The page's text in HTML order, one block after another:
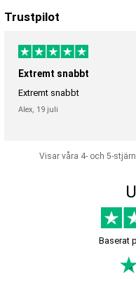
Trustpilot
Extremt snabbt
Extremt snabbt
Alex, 19 juli
Visar våra 4- och 5-
Baserat